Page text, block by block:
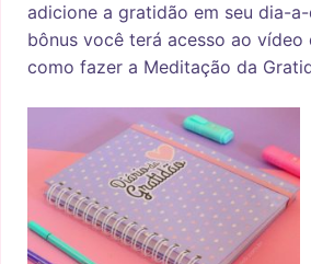
adicione a gratidão em seu dia-
bônus você terá acesso ao vídeo
como fazer a Meditação da